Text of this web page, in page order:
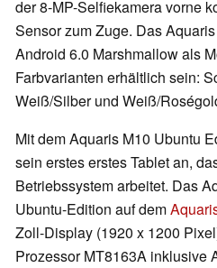
der 8-MP-Selfiekamera vorne
Sensor zum Zuge. Das
Android 6.0 Marshmallow als
Farbvarianten erhältlich sein:
Weiß/Silber und Weiß/
Mit dem Aquaris M10 Ubuntu
sein erstes erstes Tablet an,
Betriebssystem arbeitet. Das
Ubuntu-Edition auf dem
Zoll-Display (1920 x 1200
Prozessor MT8163A inklusive